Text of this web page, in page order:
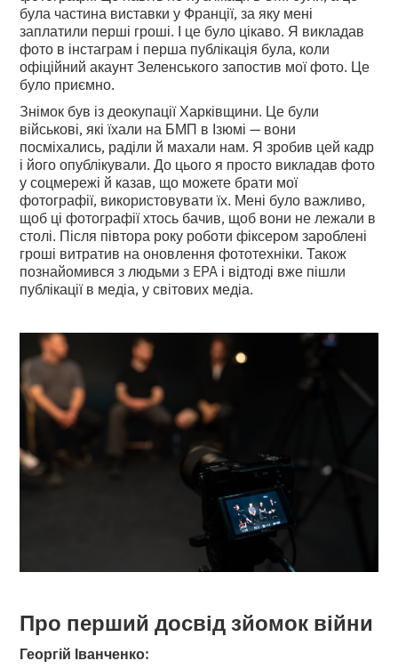
була частина виставки у Франції, за яку мені
заплатили перші гроші. І це було цікаво. Я викладав
фото в інстаграм і перша публікація була, коли
офіційний акаунт Зеленського запостив мої фото. Це
було приємно.
Знімок був із деокупації Харківщини. Це були
військові, які їхали на БМП в Ізюмі — вони
посміхались, раділи й махали нам. Я зробив цей кадр
і його опублікували. До цього я просто викладав фото
у соцмережі й казав, що можете брати мої
фотографії, використовувати їх. Мені було важливо,
щоб ці фотографії хтось бачив, щоб вони не лежали в
столі. Після півтора року роботи фіксером зароблені
гроші витратив на оновлення фототехніки. Також
познайомився з людьми з EPA і відтоді вже пішли
публікації в медіа, у світових медіа.
Про перший досвід зйомок війни
Георгій Іванченко: